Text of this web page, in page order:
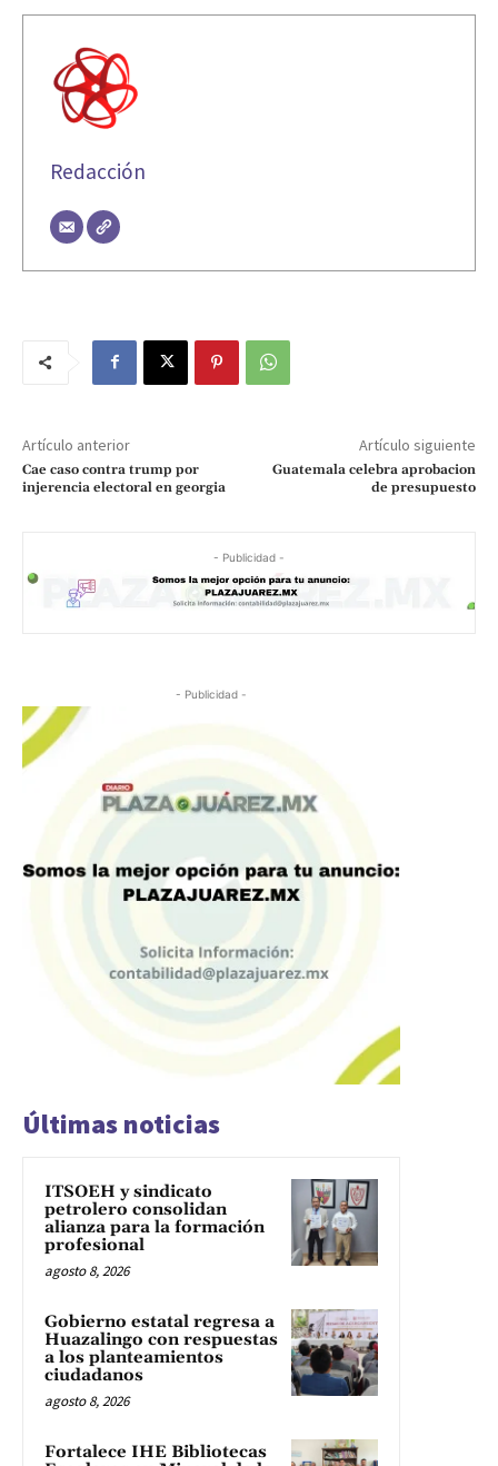
Redacción
Artículo anterior
Cae caso contra trump por
injerencia electoral en georgia
Artículo siguiente
Guatemala celebra aprobacion
de presupuesto
- Publicidad -
- Publicidad -
Últimas noticias
ITSOEH y sindicato
petrolero consolidan
alianza para la formación
profesional
agosto 8, 2026
Gobierno estatal regresa a
Huazalingo con respuestas
a los planteamientos
ciudadanos
agosto 8, 2026
Fortalece IHE Bibliotecas